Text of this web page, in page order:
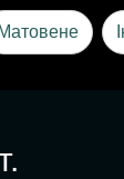
Матовене